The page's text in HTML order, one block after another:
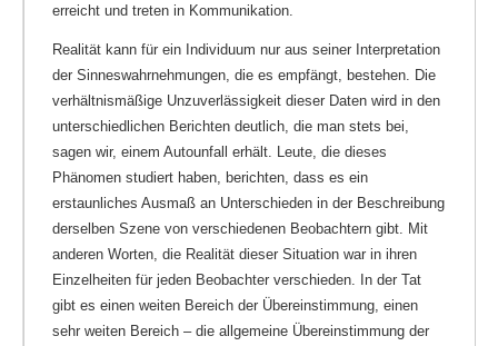
erreicht und treten in Kommunikation.
Realität kann für ein Individuum nur aus seiner Interpretation
der Sinneswahrnehmungen, die es empfängt, bestehen. Die
verhältnismäßige Unzuverlässigkeit dieser Daten wird in den
unterschiedlichen Berichten deutlich, die man stets bei,
sagen wir, einem Autounfall erhält. Leute, die dieses
Phänomen studiert haben, berichten, dass es ein
erstaunliches Ausmaß an Unterschieden in der Beschreibung
derselben Szene von verschiedenen Beobachtern gibt. Mit
anderen Worten, die Realität dieser Situation war in ihren
Einzelheiten für jeden Beobachter verschieden. In der Tat
gibt es einen weiten Bereich der Übereinstimmung, einen
sehr weiten Bereich – die allgemeine Übereinstimmung der